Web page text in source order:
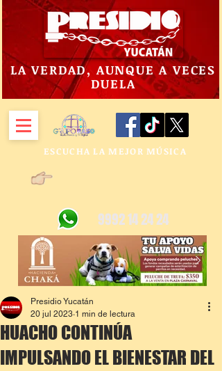
LA VERDAD, AUNQUE A VECES
DUELA
ESCUCHA LA MEJOR MÚSICA
9992 14 24 24
HUACHO CONTINÚA
IMPULSANDO EL BIENESTAR DEL
Presidio Yucatán
20 jul 2023 1 min de lectura